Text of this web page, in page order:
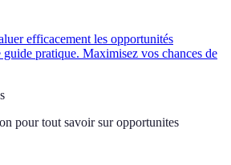
efficacement les opportunités
guide pratique. Maximisez vos chances de
pour tout savoir sur opportunites